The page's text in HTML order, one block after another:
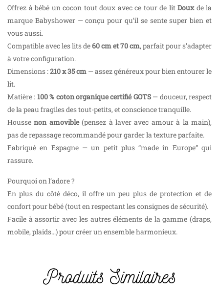
Offrez à bébé un cocon tout doux avec ce tour de lit Douxde la
marque Babyshower — conçu pour qu’il se sente super bien et
vous aussi.
Compatible avec les lits de60 cm et 70 cm, parfait pour s’adapter
à votre configuration.
Dimensions :210 x 35 cm — assez généreux pour bien entourer le
lit.
Matière : 100 % coton organique certifié GOTS— douceur, respect
de la peau fragiles des tout-petits, et conscience tranquille.
Houssenon amovible(pensez à laver avec amour à la main),
pas de repassage recommandé pour garder la texture parfaite.
Fabriqué en Espagne — un petit plus “made in Europe” qui
rassure.
Pourquoi on l’adore ?
En plus du côté déco, il offre un peu plus de protection et de
confort pour bébé (tout en respectant les consignes de sécurité).
Facile à assortir avec les autres éléments de la gamme (draps,
mobile, plaids…) pour créer un ensemble harmonieux.
Produits Similaires